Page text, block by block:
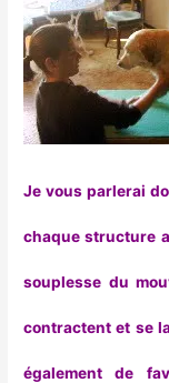
Je vous parlerai
chaque structure
souplesse du
contractent et se
également de